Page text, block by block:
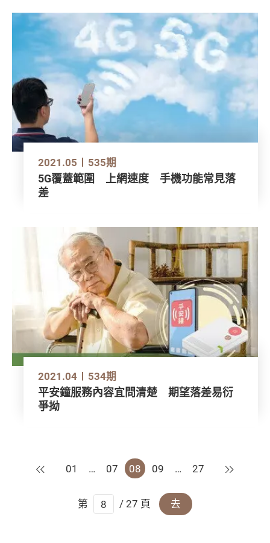
2021.05 535期
5G覆蓋範圍 上網速度 手機功能常見落
差
2021.04 534期
平安鐘服務內容宜問清楚 期望落差易衍
爭拗
上一頁
01 … 07 08 09 … 27 下一頁
第 / 27 頁 去